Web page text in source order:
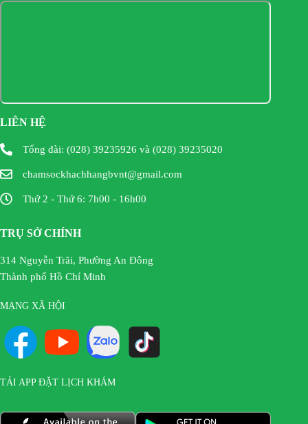
LIÊN HỆ
Tổng đài: (028) 39235926 và (028) 39235020
chamsockhachhangbvnt@gmail.com
Thứ 2 - Thứ 6: 7h00 - 16h00
TRỤ SỞ CHÍNH
314 Nguyễn Trãi, Phường An Đông
Thành phố Hồ Chí Minh
MẠNG XÃ HỘI
TẢI APP ĐẶT LỊCH KHÁM